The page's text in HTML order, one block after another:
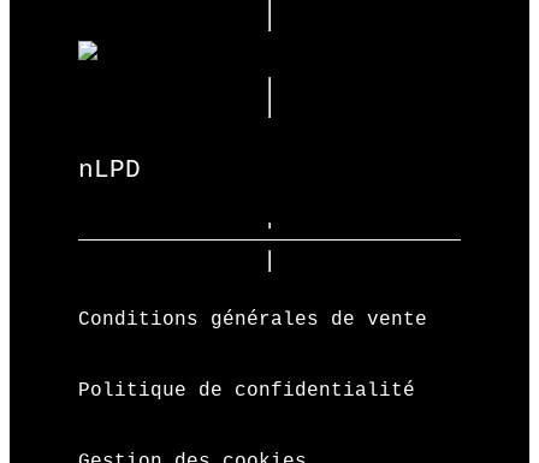
nLPD
Conditions générales de vente
Politique de confidentialité